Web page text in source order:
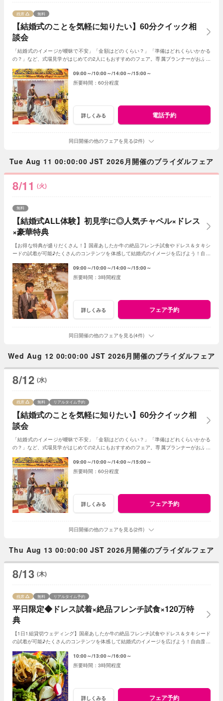
【結婚式のことを気軽に知りたい】60分クイック相
談会
残席 無料
「結婚式のイメージが曖昧で不安」「金額はどのくらい？」「準備はどれくらいかかる
の？」など、式場見学がはじめての2人にもおすすめのフェア。専属プランナーがおふた
09:00～ 10:00～ 14:00～ 15:00～
60分程度
詳しくみる 電話予約
同日開催の他のフェアを見る(2件)
Tue Aug 11 00:00:00 JST 2026月開催のブライダルフェア
8/11 (火)
【結婚式ALL体験】初見学に◎人気チャペル×ドレス
×豪華特典
無料
【お得な特典が盛りだくさん！】国産あしたか牛の絶品フレンチ試食やドレス＆タキシ
ードの試着が可能♪たくさんのコンテンツを体感して結婚式のイメージを広げよう！自由
09:00～ 10:00～ 14:00～ 15:00～
3時間程度
詳しくみる フェア予約
同日開催の他のフェアを見る(4件)
Wed Aug 12 00:00:00 JST 2026月開催のブライダルフェア
8/12 (水)
【結婚式のことを気軽に知りたい】60分クイック相
談会
残席 無料 リアルタイム予約
「結婚式のイメージが曖昧で不安」「金額はどのくらい？」「準備はどれくらいかかる
の？」など、式場見学がはじめての2人にもおすすめのフェア。専属プランナーがおふた
09:00～ 10:00～ 14:00～ 15:00～
60分程度
詳しくみる フェア予約
同日開催の他のフェアを見る(2件)
Thu Aug 13 00:00:00 JST 2026月開催のブライダルフェア
8/13 (木)
平日限定◆ドレス試着×絶品フレンチ試食×120万特
典
残席 無料 リアルタイム予約
【1日1組貸切ウェディング】国産あしたか牛の絶品フレンチ試食やドレス＆タキシード
の試着が可能♪たくさんのコンテンツを体感して結婚式のイメージを広げよう！自由度が
10:00～ 13:00～ 16:00～
3時間程度
詳しくみる フェア予約